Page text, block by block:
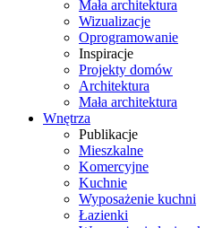
Mała architektura
Wizualizacje
Oprogramowanie
Inspiracje
Projekty domów
Architektura
Mała architektura
Wnętrza
Publikacje
Mieszkalne
Komercyjne
Kuchnie
Wyposażenie kuchni
Łazienki